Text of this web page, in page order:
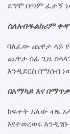
ደግሞ በጣም ፈታኝ
ስለአብዱልከሪም
ባለፈው ጨዋታ ላይ
ጨዋታ ሰፊ ጊዜ
እንዲደርስ በማሰብ
በአማካይ እና
ክፍተት አለው ብዬ
እየተወረወሩ እንዲገቡ